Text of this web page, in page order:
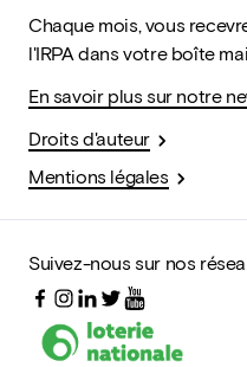
Chaque mois, vous
l'IRPA dans votre boîte
En savoir plus sur notre
Droits d'auteur
Mentions légales
Suivez-nous sur nos